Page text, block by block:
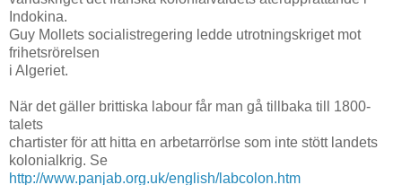
Indokina.
Guy Mollets socialistregering ledde utrotningskriget mot
frihetsrörelsen
i Algeriet.
När det gäller brittiska labour får man gå tillbaka till 1800-
talets
chartister för att hitta en arbetarrörlse som inte stött landets
kolonialkrig. Se
http://www.panjab.org.uk/english/labcolon.htm